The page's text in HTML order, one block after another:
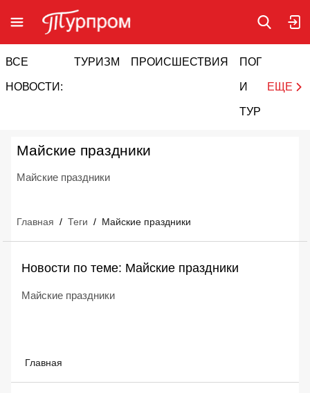
ВСЕ
НОВОСТИ:
ТУРИЗМ ПРОИСШЕСТВИЯ ПОГОДА
И
ТУРИЗМ
ЕЩЕ
Майские праздники
Майские праздники
Главная / Теги / Майские праздники
Новости по теме: Майские праздники
Майские праздники
Главная